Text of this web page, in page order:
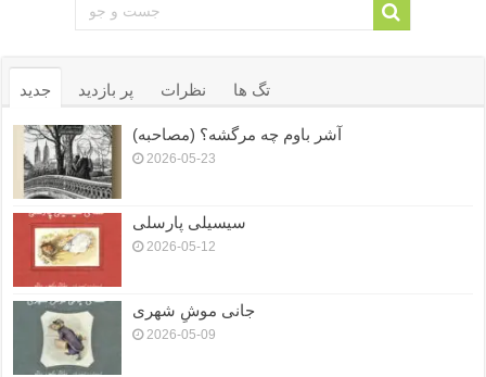
جدید پر بازدید نظرات تگ ها
آشر باوم چه مرگشه؟ (مصاحبه)
2026-05-23
سیسیلی پارسلی
2026-05-12
جانی موشِ شهری
2026-05-09